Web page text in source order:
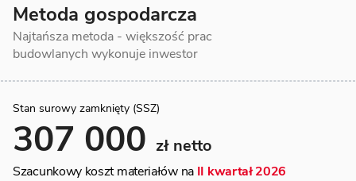
Metoda gospodarcza
Najtańsza metoda - większość prac
budowlanych wykonuje inwestor
Stan surowy zamknięty (SSZ)
307 000 zł netto
Szacunkowy koszt materiałów na II kwartał 2026